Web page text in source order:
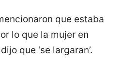
que estaba
lo que la mujer en
que ‘se largaran’.